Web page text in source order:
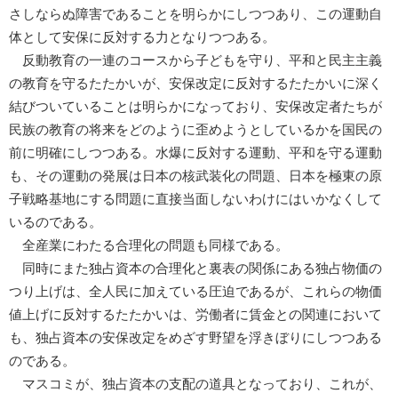
さしならぬ障害であることを明らかにしつつあり、この運動自
体として安保に反対する力となりつつある。
反動教育の一連のコースから子どもを守り、平和と民主主義
の教育を守るたたかいが、安保改定に反対するたたかいに深く
結びついていることは明らかになっており、安保改定者たちが
民族の教育の将来をどのように歪めようとしているかを国民の
前に明確にしつつある。水爆に反対する運動、平和を守る運動
も、その運動の発展は日本の核武装化の問題、日本を極東の原
子戦略基地にする問題に直接当面しないわけにはいかなくして
いるのである。
全産業にわたる合理化の問題も同様である。
同時にまた独占資本の合理化と裏表の関係にある独占物価の
つり上げは、全人民に加えている圧迫であるが、これらの物価
値上げに反対するたたかいは、労働者に賃金との関連において
も、独占資本の安保改定をめざす野望を浮きぼりにしつつある
のである。
マスコミが、独占資本の支配の道具となっており、これが、